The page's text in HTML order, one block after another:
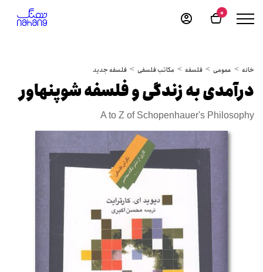
0
خانه عمومی فلسفه مکاتب فلسفی فلسفه جدید
درآمدی به زندگی و فلسفه شوپنهاور
A to Z of Schopenhauer's Philosophy